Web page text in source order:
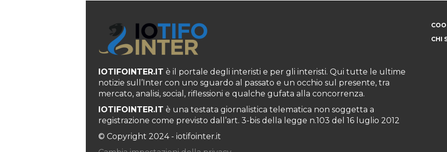
IOTIFOINTER.IT è il portale degli interisti e per gli interisti. Qui tutte le ultime
notizie sull’Inter con uno sguardo al passato e un occhio sul presente, tra
mercato, analisi, social, riflessioni e qualche gufata alla concorrenza.
IOTIFOINTER.IT è una testata giornalistica telematica non soggetta a
registrazione come previsto dall’art. 3-bis della legge n.103 del 16 luglio 2012
© Copyright 2024 - iotifointer.it
CHI